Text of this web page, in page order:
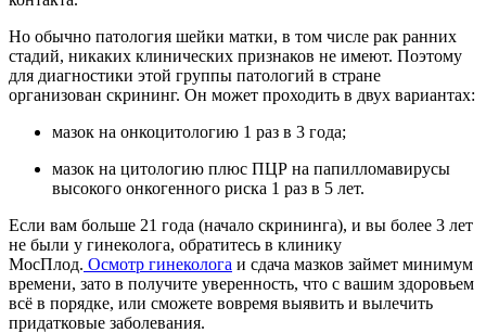
Но обычно патология шейки матки, в том числе рак ранних
стадий, никаких клинических признаков не имеют. Поэтому
для диагностики этой группы патологий в стране
организован скрининг. Он может проходить в двух вариантах:
мазок на онкоцитологию 1 раз в 3 года;
мазок на цитологию плюс ПЦР на папилломавирусы
высокого онкогенного риска 1 раз в 5 лет.
Если вам больше 21 года (начало скрининга), и вы более 3 лет
не были у гинеколога, обратитесь в клинику
МосПлод. Осмотр гинеколога и сдача мазков займет минимум
времени, зато в получите уверенность, что с вашим здоровьем
всё в порядке, или сможете вовремя выявить и вылечить
придатковые заболевания.